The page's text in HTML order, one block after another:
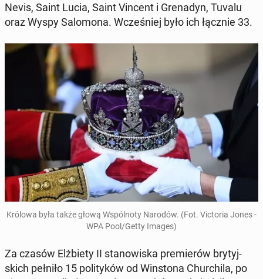
Nevis, Saint Lucia, Saint Vincent i Gre­na­dyn, Tuvalu
oraz Wyspy Sa­lo­mo­na. Wcze­śniej było ich łącznie 33.
Królowa była także głową Wspól­no­ty Narodów. (Fot. Vic­to­ria Jones -
WPA Pool/Getty Images)
Za czasów Elż­bie­ty II sta­no­wi­ska pre­mie­rów bry­tyj­
skich pełniło 15 po­li­ty­ków od Win­sto­na Chur­chi­la, po